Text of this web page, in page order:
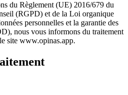
du Règlement (UE) 2016/679 du
(RGPD) et de la Loi organique
personnelles et la garantie des
nous vous informons du traitement
site www.opinas.app.